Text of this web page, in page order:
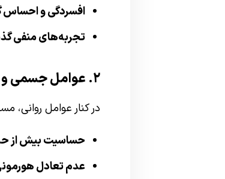
افسردگی و احساس
تجربه‌های منفی
۲. عوامل جسمی و فیزیولوژیک
در کنار عوامل روانی،
حساسیت بیش از
عدم تعادل